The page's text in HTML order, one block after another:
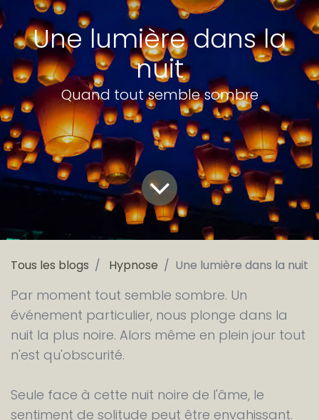
Une lumière dans la
nuit
Quand tout semble sombre
Tous les blogs Hypnose Une lumière dans la nuit
Par moment tout semble sombre. Un
événement particulier, nous plonge dans la
nuit la plus noire. Alors même en plein jour tout
n'est qu'obscurité.
Seule face à cette nuit noire de l'âme, le
sentiment de solitude peut être envahissant.